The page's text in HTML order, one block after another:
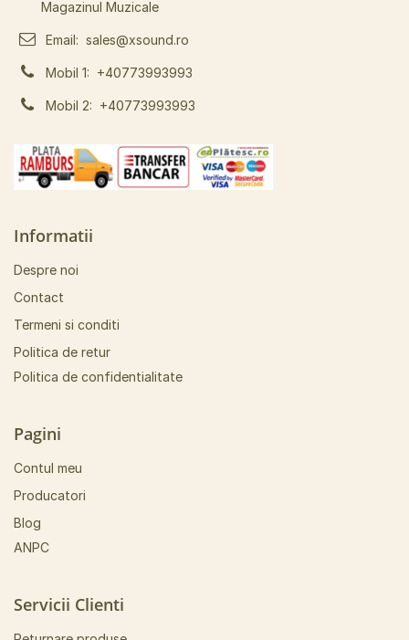
Magazinul Muzicale
Email: sales@xsound.ro
Mobil 1: +40773993993
Mobil 2: +40773993993
Informatii
Despre noi
Contact
Termeni si conditi
Politica de retur
Politica de confidentialitate
Pagini
Contul meu
Producatori
Blog
ANPC
Servicii Clienti